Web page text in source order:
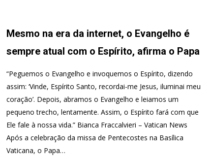
Mesmo na era da internet, o Evangelho é
sempre atual com o Espírito, afirma o Papa
“Peguemos o Evangelho e invoquemos o Espírito, dizendo
assim: ‘Vinde, Espírito Santo, recordai-me Jesus, iluminai meu
coração’. Depois, abramos o Evangelho e leiamos um
pequeno trecho, lentamente. Assim, o Espírito fará com que
Ele fale à nossa vida.” Bianca Fraccalvieri – Vatican News
Após a celebração da missa de Pentecostes na Basílica
Vaticana, o Papa…